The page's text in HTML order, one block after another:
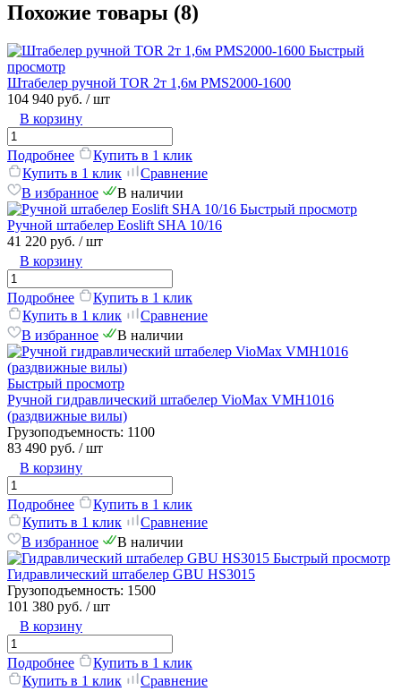
Похожие товары (8)
Быстрый
просмотр
Штабелер ручной TOR 2т 1,6м PMS2000-1600
104 940 руб. / шт
В корзину
Подробнее
Купить в 1 клик
Купить в 1 клик
Сравнение
В избранное
В наличии
Быстрый просмотр
Ручной штабелер Eoslift SHA 10/16
41 220 руб. / шт
В корзину
Подробнее
Купить в 1 клик
Купить в 1 клик
Сравнение
В избранное
В наличии
Быстрый просмотр
Ручной гидравлический штабелер VioMax VMH1016
(раздвижные вилы)
Грузоподъемность: 1100
83 490 руб. / шт
В корзину
Подробнее
Купить в 1 клик
Купить в 1 клик
Сравнение
В избранное
В наличии
Быстрый просмотр
Гидравлический штабелер GBU HS3015
Грузоподъемность: 1500
101 380 руб. / шт
В корзину
Подробнее
Купить в 1 клик
Купить в 1 клик
Сравнение